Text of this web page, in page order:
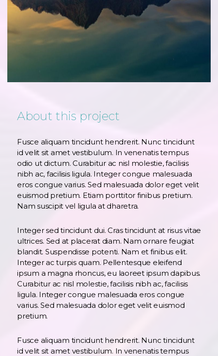
About this project
Fusce aliquam tincidunt hendrerit. Nunc tincidunt
id velit sit amet vestibulum. In venenatis tempus
odio ut dictum. Curabitur ac nisl molestie, facilisis
nibh ac, facilisis ligula. Integer congue malesuada
eros congue varius. Sed malesuada dolor eget velit
euismod pretium. Etiam porttitor finibus pretium.
Nam suscipit vel ligula at dharetra.
Integer sed tincidunt dui. Cras tincidunt at risus vitae
ultrices. Sed at placerat diam. Nam ornare feugiat
blandit. Suspendisse potenti. Nam et finibus elit.
Integer ac turpis quam. Pellentesque eleifend
ipsum a magna rhoncus, eu laoreet ipsum dapibus.
Curabitur ac nisl molestie, facilisis nibh ac, facilisis
ligula. Integer congue malesuada eros congue
varius. Sed malesuada dolor eget velit euismod
pretium.
Fusce aliquam tincidunt hendrerit. Nunc tincidunt
id velit sit amet vestibulum. In venenatis tempus